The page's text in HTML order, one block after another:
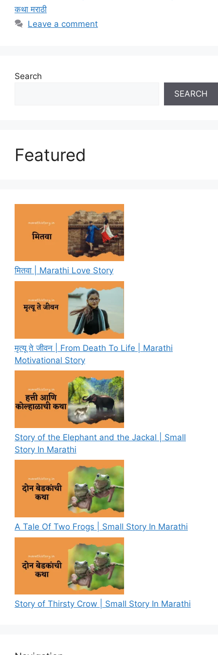
कथा मराठी
Leave a comment
Search
SEARCH
Featured
मितवा | Marathi Love Story
मृत्यू ते जीवन | From Death To Life | Marathi
Motivational Story
Story of the Elephant and the Jackal | Small
Story In Marathi
A Tale Of Two Frogs | Small Story In Marathi
Story of Thirsty Crow | Small Story In Marathi